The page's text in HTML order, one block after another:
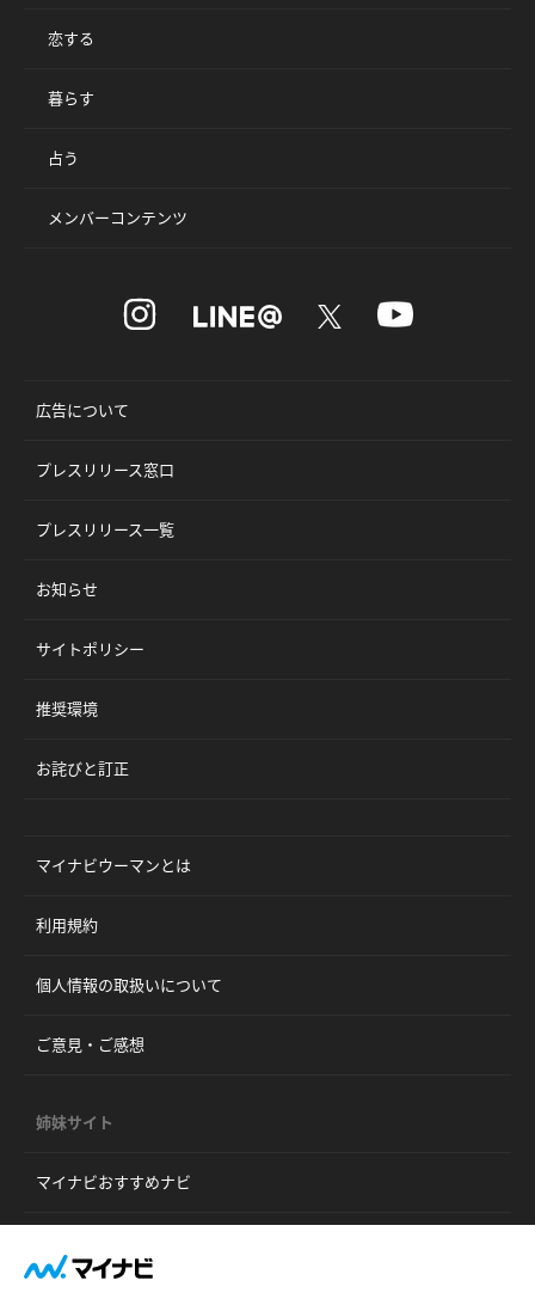
恋する
暮らす
占う
メンバーコンテンツ
広告について
プレスリリース窓口
プレスリリース一覧
お知らせ
サイトポリシー
推奨環境
お詫びと訂正
マイナビウーマンとは
利用規約
個人情報の取扱いについて
ご意見・ご感想
姉妹サイト
マイナビおすすめナビ